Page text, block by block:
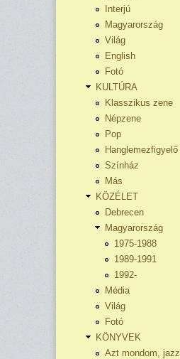
Interjú
Magyarország
Világ
English
Fotó
KULTÚRA
Klasszikus zene
Népzene
Pop
Hanglemezfigyelő
Színház
Más
KÖZÉLET
Debrecen
Magyarország
1975-1988
1989-1991
1992-
Média
Világ
Fotó
KÖNYVEK
Azt mondom, jazz